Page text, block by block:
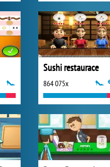
Sushi restaurace
864 075x